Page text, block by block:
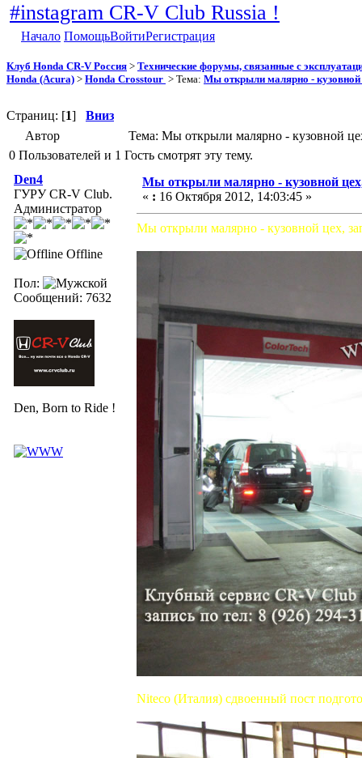
#instagram CR-V Club Russia !
Начало ПомощьВойтиРегистрация
Клуб Honda CR-V Россия > Технические форумы, связанные с
Honda (Acura) > Honda Crosstour > Тема: Мы открыли малярно - кузовной
Страниц: [1] Вниз
Автор
Тема: Мы открыли малярно - кузовной
0 Пользователей и 1 Гость смотрят эту тему.
Den4
ГУРУ CR-V Club.
Администратор
Offline
Пол:
Сообщений: 7632
Den, Born to Ride !
Мы открыли малярно - кузовной цех,
« : 16 Октября 2012, 14:03:45 »
Мы открыли малярно - кузовной цех,
Niteco (Италия) сдвоенный пост